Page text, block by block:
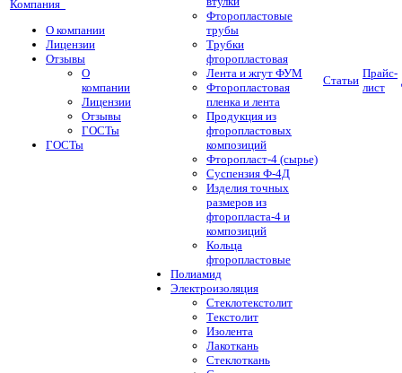
Компания
О компании
Лицензии
Отзывы
О
компании
Лицензии
Отзывы
ГОСТы
ГОСТы
Фторопластовые
трубы
Трубки
фторопластовая
Лента и жгут ФУМ
Фторопластовая
пленка и лента
Продукция из
фторопластовых
композиций
Фторопласт-4 (сырье)
Суспензия Ф-4Д
Изделия точных
размеров из
фторопласта-4 и
композиций
Кольца
фторопластовые
Полиамид
Электроизоляция
Стеклотекстолит
Текстолит
Изолента
Лакоткань
Стеклоткань
Статьи
Прайс-
лист